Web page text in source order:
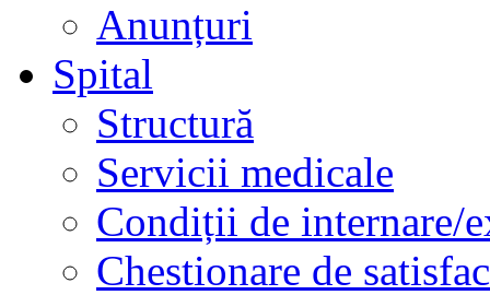
Anunțuri
Spital
Structură
Servicii medicale
Condiții de internare/
Chestionare de